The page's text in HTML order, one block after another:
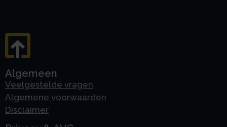
Algemeen
Veelgestelde vragen
Algemene voorwaarden
Disclaimer